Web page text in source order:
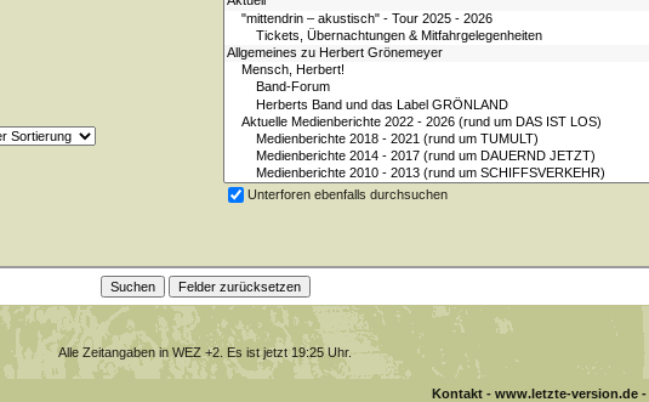
Unterforen ebenfalls durchsuchen
Alle Zeitangaben in WEZ +2. Es ist jetzt19:25Uhr.
Kontakt- www.letzte-version.de-